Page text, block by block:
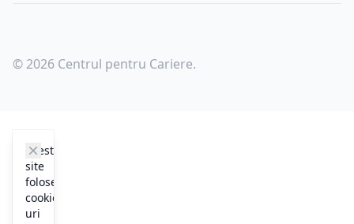
© 2026 Centrul pentru Cariere.
Acest
site
folosește
cookie-
uri
cookie_notice.clos3